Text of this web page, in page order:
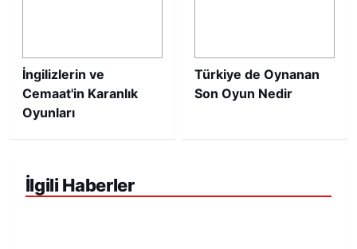
İngilizlerin ve
Cemaat'in Karanlık
Oyunları
Türkiye de Oynanan
Son Oyun Nedir
İlgili Haberler